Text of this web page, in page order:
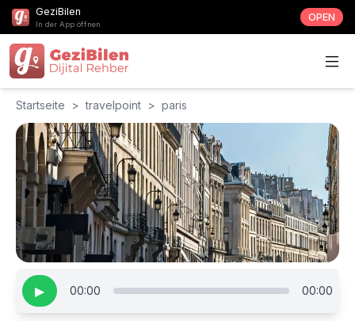
GeziBilen
In der App öffnen
OPEN
Startseite > travelpoint > paris
▶ 00:00 00:00